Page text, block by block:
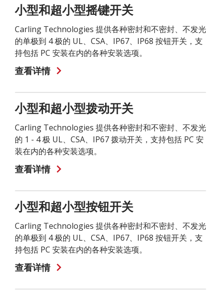
小型和超小型摇键开关
Carling Technologies 提供各种密封和不密封、不发光
的单极到 4 极的 UL、CSA、IP67、IP68 按钮开关，支
持包括 PC 安装在内的各种安装选项。
查看详情
小型和超小型拨动开关
Carling Technologies 提供各种密封和不密封、不发光
的 1 - 4 极 UL、CSA、IP67 拨动开关，支持包括 PC 安
装在内的各种安装选项。
查看详情
小型和超小型按钮开关
Carling Technologies 提供各种密封和不密封、不发光
的单极到 4 极的 UL、CSA、IP67、IP68 按钮开关，支
持包括 PC 安装在内的各种安装选项。
查看详情